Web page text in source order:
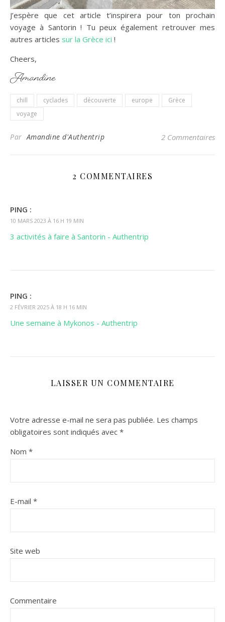
J’espère que cet article t’inspirera pour ton prochain
voyage à Santorin ! Tu peux également retrouver mes
autres articles sur la Grèce ici !
Cheers,
chill cyclades découverte europe
Grèce
voyage
ParAmandine d'Authentrip 2 Commentaires
2 COMMENTAIRES
PING :
10 MARS 2023 À 16 H 19 MIN
3 activités à faire à Santorin - Authentrip
PING :
2 FÉVRIER 2025 À 18 H 16 MIN
Une semaine à Mykonos - Authentrip
LAISSER UN COMMENTAIRE
Votre adresse e-mail ne sera pas publiée. Les champs
obligatoires sont indiqués avec *
Nom *
E-mail *
Site web
Commentaire